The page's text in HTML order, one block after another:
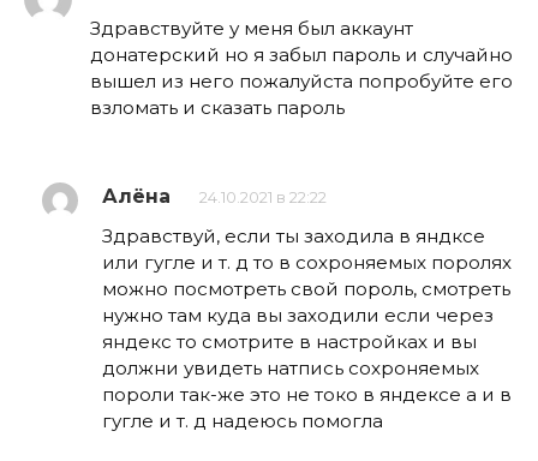
Здравствуйте у меня был аккаунт
донатерский но я забыл пароль и случайно
вышел из него пожалуйста попробуйте его
взломать и сказать пароль
Алёна 24.10.2021 в 22:22
Здравствуй, если ты заходила в яндксе
или гугле и т. д то в сохроняемых поролях
можно посмотреть свой пороль, смотреть
нужно там куда вы заходили если через
яндекс то смотрите в настройках и вы
должни увидеть натпись сохроняемых
пороли так-же это не токо в яндексе а и в
гугле и т. д надеюсь помогла